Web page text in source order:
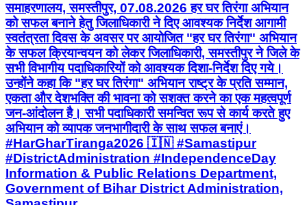
समाहरणालय, समस्तीपुर, 07.08.2026 हर घर तिरंगा अभियान
को सफल बनाने हेतु जिलाधिकारी ने दिए आवश्यक निर्देश आगामी
स्वतंत्रता दिवस के अवसर पर आयोजित "हर घर तिरंगा" अभियान
के सफल क्रियान्वयन को लेकर जिलाधिकारी, समस्तीपुर ने जिले के
सभी विभागीय पदाधिकारियों को आवश्यक दिशा-निर्देश दिए गये।
उन्होंने कहा कि "हर घर तिरंगा" अभियान राष्ट्र के प्रति सम्मान,
एकता और देशभक्ति की भावना को सशक्त करने का एक महत्वपूर्ण
जन-आंदोलन है। सभी पदाधिकारी समन्वित रूप से कार्य करते हुए
अभियान को व्यापक जनभागीदारी के साथ सफल बनाएं।
#HarGharTiranga2026 🇮🇳 #Samastipur
#DistrictAdministration #IndependenceDay
Information & Public Relations Department,
Government of Bihar District Administration,